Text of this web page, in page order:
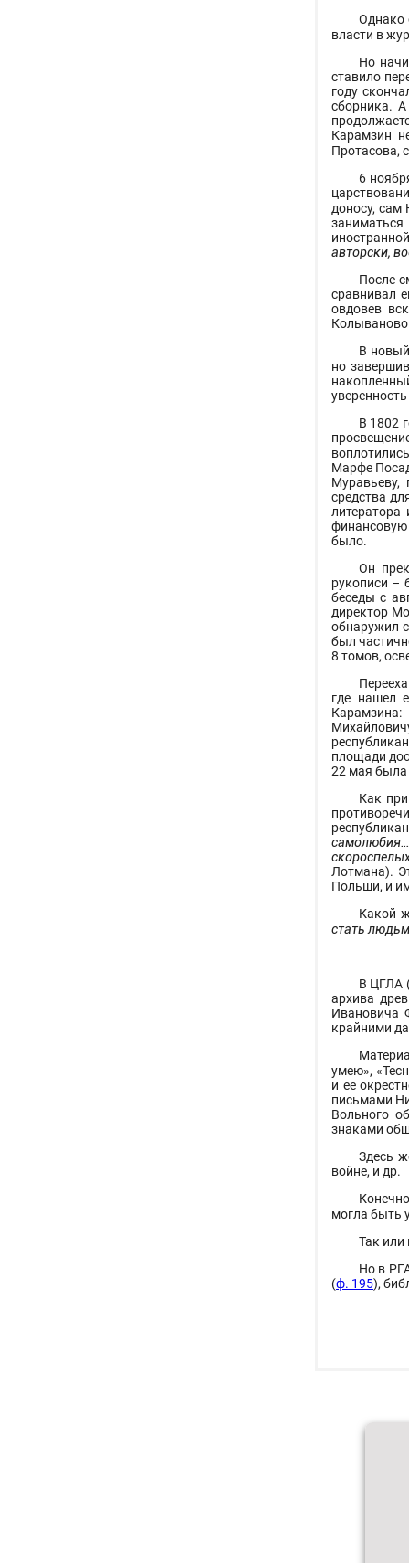
Однако
власти в
Но
ставило
году
сборника. А
Карамзин
Протасова,
6
доносу,
авторски,
После
сравнивал
овдовев
В
но
В 1802
Марфе
Муравьеву,
средства
было.
Он
рукописи –
беседы с
директор
обнаружил
был
8 томов,
где нашел
Карамзина:
площади
22 мая была
Как
Лотмана).
Польши, и
Какой
стать
В ЦГЛА
архива
Ивановича
крайними
умею»,
и ее
письмами
Вольного
знаками
Здесь
войне, и др.
могла быть
Так или
Но в
(ф. 195),